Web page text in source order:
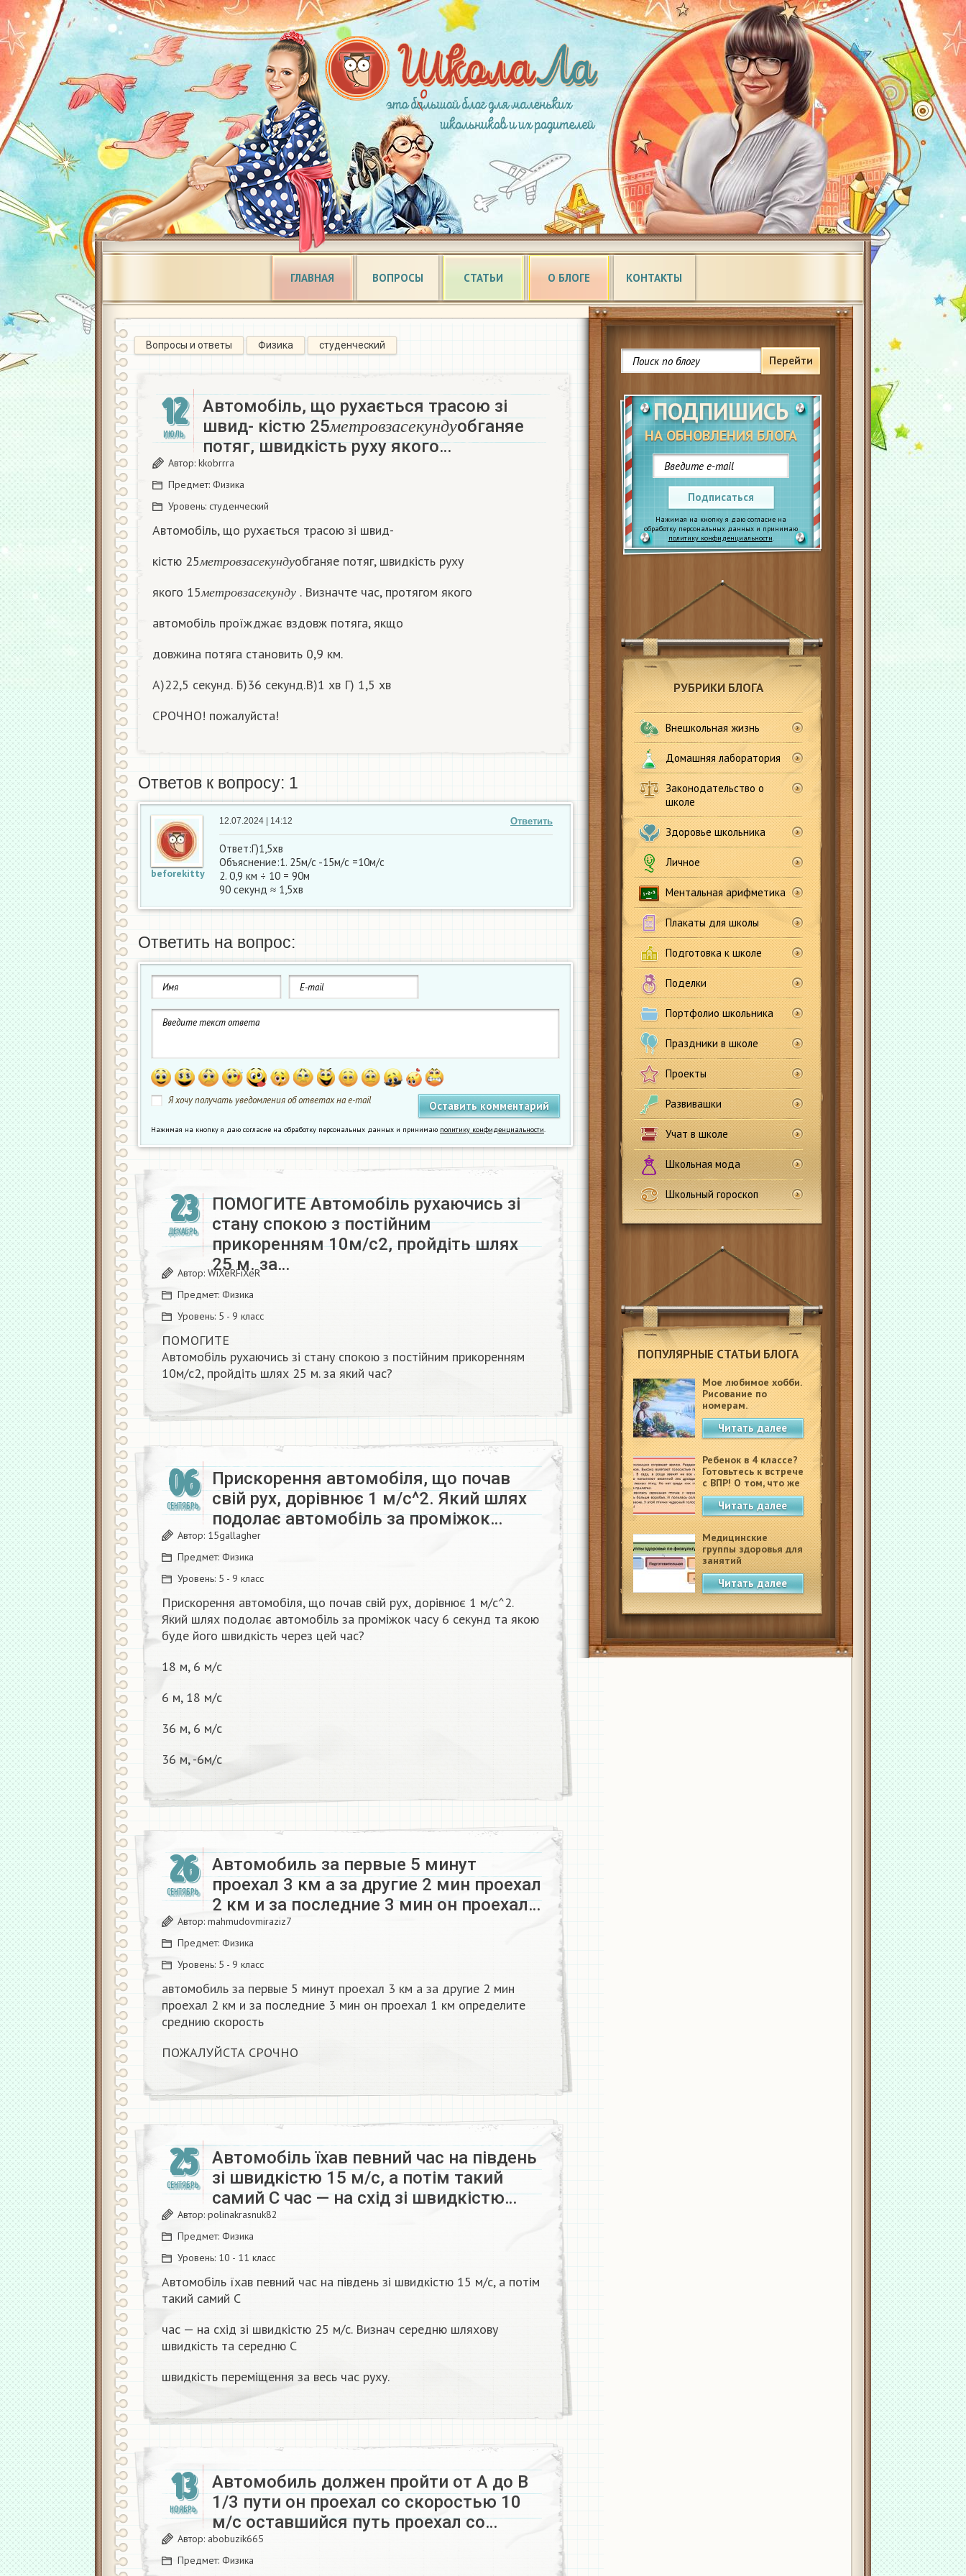
ГЛАВНАЯ ВОПРОСЫ СТАТЬИ О БЛОГЕ КОНТАКТЫ
Перейти
ПОДПИШИСЬ
НА ОБНОВЛЕНИЯ БЛОГА
Подписаться
Нажимая на кнопку я даю согласие на
обработку персональных данных и принимаю
политику конфиденциальности.
РУБРИКИ БЛОГА
Внешкольная жизнь
Домашняя лаборатория
Законодательство о
школе
Здоровье школьника
Личное
Ментальная арифметика
Плакаты для школы
Подготовка к школе
Поделки
Портфолио школьника
Праздники в школе
Проекты
Развивашки
Учат в школе
Школьная мода
Школьный гороскоп
ПОПУЛЯРНЫЕ СТАТЬИ БЛОГА
Мое любимое хобби.
Рисование по
номерам.
Читать далее
Ребенок в 4 классе?
Готовьтесь к встрече
с ВПР! О том, что же
это такое.
Читать далее
Медицинские
группы здоровья для
занятий
физкультурой в
школеЧитать далее
Вопросы и ответы Физика студенческий
12
ИЮЛЬ
Автомобіль, що рухається трасою зі
швид- кістю 25м е тр о вз а с е к у н д у
метровзасекунду
обганяе
потяг, швидкість руху якого…
Автор: kkobrrra
Предмет: Физика
Уровень: студенческий
Автомобіль, що рухається трасою зі швид-
кістю 25ме т р о в з а с е к у н д у
нд обганяе потяг, швидкість руху
якого 15ме т р о в з а с е к у н д у
нд
. Визначте час, протягом якого
автомобіль проїжджає вздовж потяга, якщо
довжина потяга становить 0,9 км.
A)22,5 секунд. Б)36 секунд.В)1 хв Г) 1,5 хв
СРОЧНО! пожалуйста!
Ответов к вопросу: 1
beforekitty
Ответить
12.07.2024 | 14:12
Ответ:Г)1,5хв
Объяснение:1. 25м/с -15м/с =10м/с
2. 0,9 км ÷ 10 = 90м
90 секунд ≈ 1,5хв
Ответить на вопрос:
Я хочу получать уведомления об ответах на e-mail
Нажимая на кнопку я даю согласие на обработку персональных данных и принимаю политику конфиденциальности.
23
ДЕКАБРЬ
ПОМОГИТЕ Автомобіль рухаючись зі
стану спокою з постійним
прикоренням 10м/с2, пройдіть шлях
25 м. за…
Автор: WiXeRFiXeR
Предмет: Физика
Уровень: 5 - 9 класс
ПОМОГИТЕ
Автомобіль рухаючись зі стану спокою з постійним прикоренням
10м/с2, пройдіть шлях 25 м. за який час? ​
06
СЕНТЯБРЬ
Прискорення автомобіля, що почав
свій рух, дорівнює 1 м/с^2. Який шлях
подолає автомобіль за проміжок…
Автор: 15gallagher
Предмет: Физика
Уровень: 5 - 9 класс
Прискорення автомобіля, що почав свій рух, дорівнює 1 м/с^2.
Який шлях подолає автомобіль за проміжок часу 6 секунд та якою
буде його швидкість через цей час?
18 м, 6 м/с
6 м, 18 м/с
36 м, 6 м/с
36 м, -6м/с
26
СЕНТЯБРЬ
Автомобиль за первые 5 минут
проехал 3 км а за другие 2 мин проехал
2 км и за последние 3 мин он проехал…
Автор: mahmudovmiraziz7
Предмет: Физика
Уровень: 5 - 9 класс
автомобиль за первые 5 минут проехал 3 км а за другие 2 мин
проехал 2 км и за последние 3 мин он проехал 1 км определите
среднию скорость
ПОЖАЛУЙСТА СРОЧНО
25
СЕНТЯБРЬ
Автомобіль їхав певний час на південь
зі швидкістю 15 м/c, а потім такий
самий C час — на схід зі швидкістю…
Автор: polinakrasnuk82
Предмет: Физика
Уровень: 10 - 11 класс
Автомобіль їхав певний час на південь зі швидкістю 15 м/c, а потім
такий самий C
час — на схід зі швидкістю 25 м/c. Визнач середню шляхову
швидкість та середню C
швидкість переміщення за весь час руху.
13
НОЯБРЬ
Автомобиль должен пройти от А до В
1/3 пути он проехал со скоростью 10
м/с оставшийся путь проехал со…
Автор: abobuzik665
Предмет: Физика